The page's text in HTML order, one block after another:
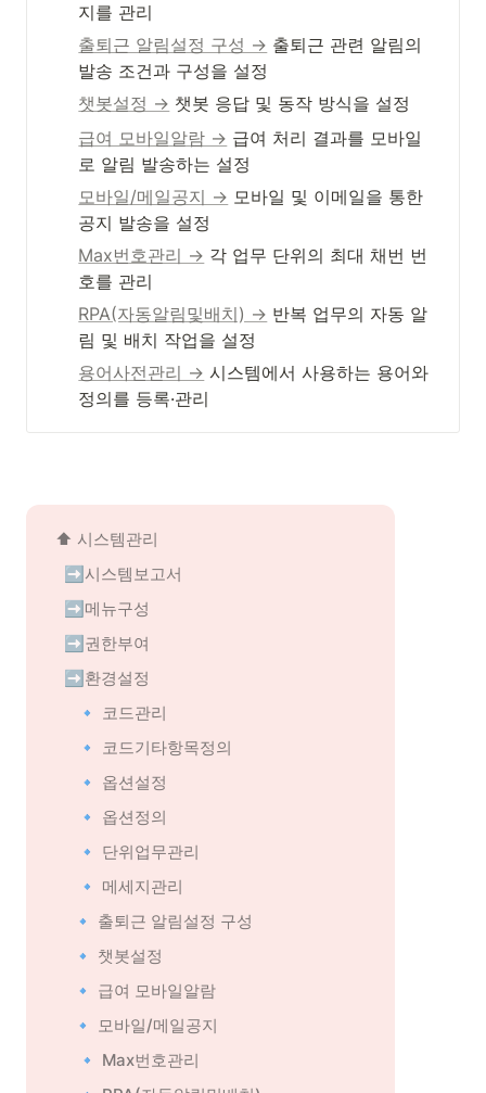
지를 관리
출퇴근 알림설정 구성 → 출퇴근 관련 알림의
발송 조건과 구성을 설정
챗봇설정 → 챗봇 응답 및 동작 방식을 설정
급여 모바일알람 → 급여 처리 결과를 모바일
로 알림 발송하는 설정
모바일/메일공지 → 모바일 및 이메일을 통한
공지 발송을 설정
Max번호관리 → 각 업무 단위의 최대 채번 번
호를 관리
RPA(자동알림및배치) → 반복 업무의 자동 알
림 및 배치 작업을 설정
용어사전관리 → 시스템에서 사용하는 용어와
정의를 등록·관리
⬆️ 시스템관리
➡️시스템보고서
➡️메뉴구성
➡️권한부여
➡️환경설정
🔹 코드관리
🔹 코드기타항목정의
🔹 옵션설정
🔹 옵션정의
🔹 단위업무관리
🔹 메세지관리
🔹 출퇴근 알림설정 구성
🔹 챗봇설정
🔹 급여 모바일알람
🔹 모바일/메일공지
🔹 Max번호관리